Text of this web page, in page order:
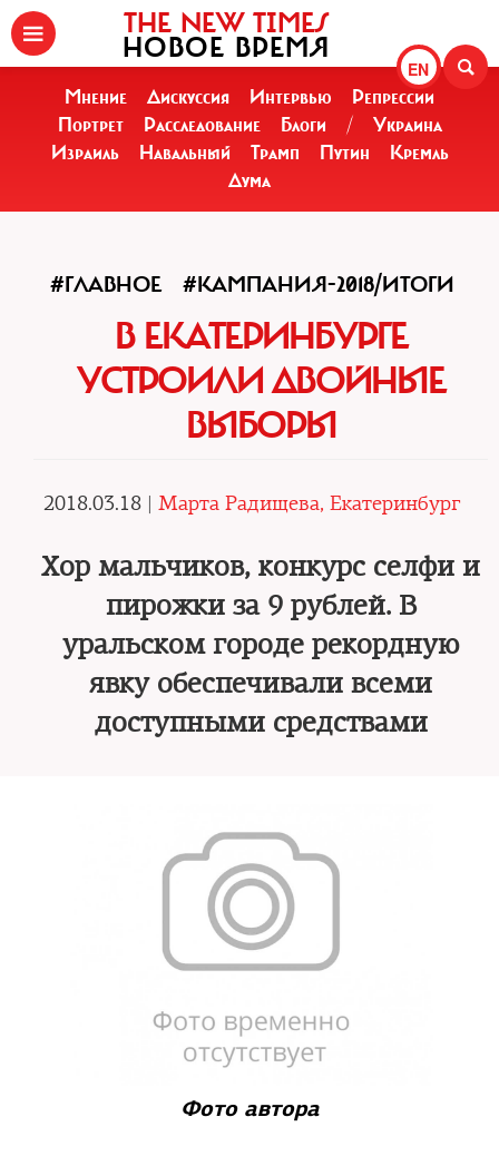
EN
THE NEW TIMES
НОВОЕ ВРЕМЯ
Мнение Дискуссия Интервью
Репрессии
Портрет
Расследование Блоги /
Украина
Израиль
Навальный Трамп Путин
Кремль
Дума
#ГЛАВНОЕ #КАМПАНИЯ-2018/ИТОГИ
В ЕКАТЕРИНБУРГЕ
УСТРОИЛИ ДВОЙНЫЕ
ВЫБОРЫ
2018.03.18 | Марта Радищева, Екатеринбург
Хор мальчиков, конкурс селфи и
пирожки за 9 рублей. В
уральском городе рекордную
явку обеспечивали всеми
доступными средствами
Фото автора